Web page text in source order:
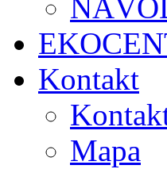
Kontakt
Mapa